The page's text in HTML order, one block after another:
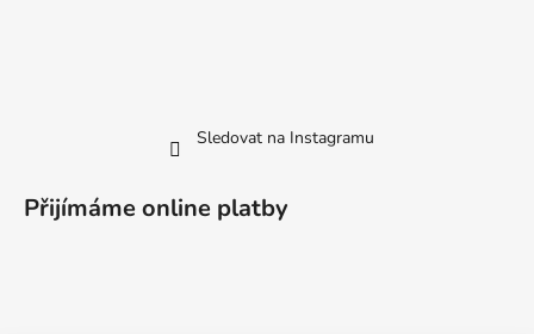
Sledovat na Instagramu
Přijímáme online platby